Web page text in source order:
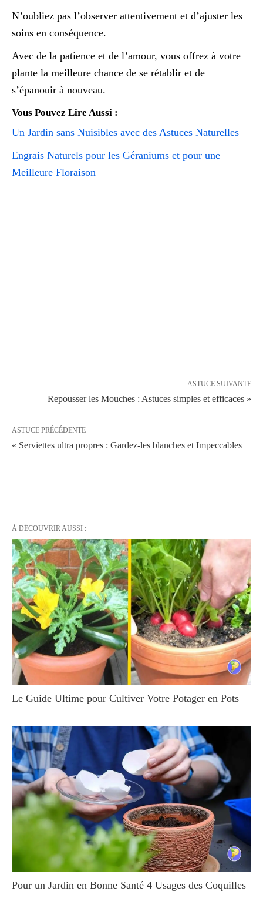
N’oubliez pas l’observer attentivement et d’ajuster les
soins en conséquence.
Avec de la patience et de l’amour, vous offrez à votre
plante la meilleure chance de se rétablir et de
s’épanouir à nouveau.
Vous Pouvez Lire Aussi :
Un Jardin sans Nuisibles avec des Astuces Naturelles
Engrais Naturels pour les Géraniums et pour une
Meilleure Floraison
ASTUCE SUIVANTE
Repousser les Mouches : Astuces simples et efficaces »
ASTUCE PRÉCÉDENTE
« Serviettes ultra propres : Gardez-les blanches et Impeccables
À DÉCOUVRIR AUSSI :
Le Guide Ultime pour Cultiver Votre Potager en Pots
Pour un Jardin en Bonne Santé 4 Usages des Coquilles